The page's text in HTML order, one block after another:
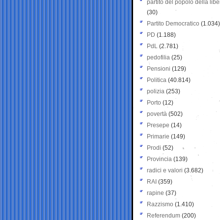
partito del popolo della
(30)
Partito Democratico (1.034)
PD (1.188)
PdL (2.781)
pedofilia (25)
Pensioni (129)
Politica (40.814)
polizia (253)
Porto (12)
povertà (502)
Presepe (14)
Primarie (149)
Prodi (52)
Provincia (139)
radici e valori (3.682)
RAI (359)
rapine (37)
Razzismo (1.410)
Referendum (200)